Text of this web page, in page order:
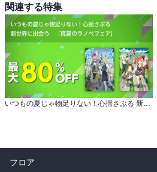
関連する特集
いつもの夏じゃ物足りない！心揺さぶる 新世界に出会う 「真夏のラノベフェア」
フロア